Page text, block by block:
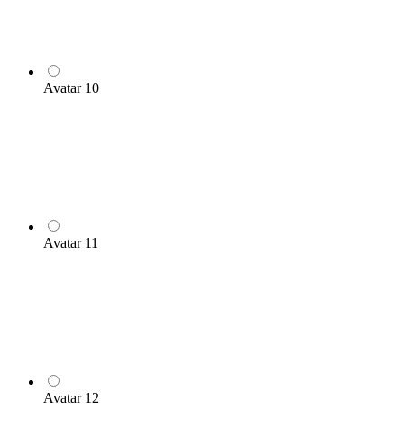
Avatar 10
Avatar 11
Avatar 12